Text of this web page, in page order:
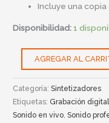
Incluye una
Disponibilidad:1
AGREGAR AL
Categoría:Sintetizadores
Etiquetas: Grabación digital
Sonido en vivo,Sonido